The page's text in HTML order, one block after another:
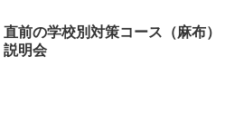
直前の学校別対策コース（麻布）
説明会